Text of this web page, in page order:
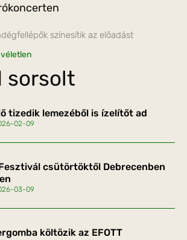
színesítik az előadást
sorsolt
tizedik lemezéből is ízelítőt ad
02-09
csütörtöktől Debrecenben
03-09
költözik az EFOTT